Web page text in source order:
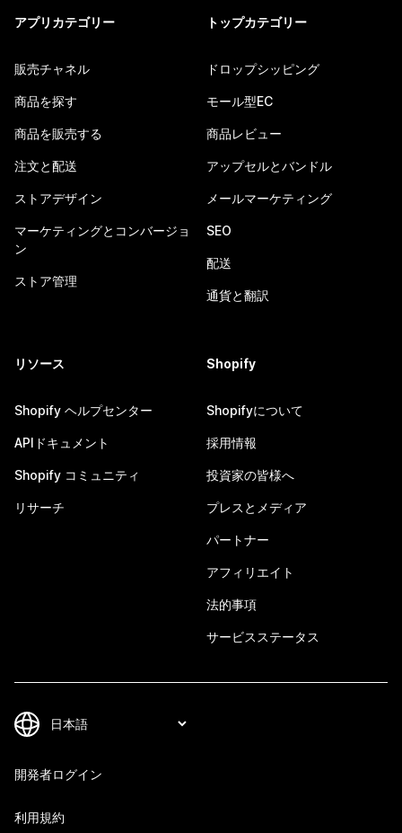
アプリカテゴリー
販売チャネル
商品を探す
商品を販売する
注文と配送
ストアデザイン
マーケティングとコンバージョ
ン
ストア管理
トップカテゴリー
ドロップシッピング
モール型EC
商品レビュー
アップセルとバンドル
メールマーケティング
SEO
配送
通貨と翻訳
リソース
Shopify ヘルプセンター
APIドキュメント
Shopify コミュニティ
リサーチ
Shopify
Shopifyについて
採用情報
投資家の皆様へ
プレスとメディア
パートナー
アフィリエイト
法的事項
サービスステータス
開発者ログイン
利用規約